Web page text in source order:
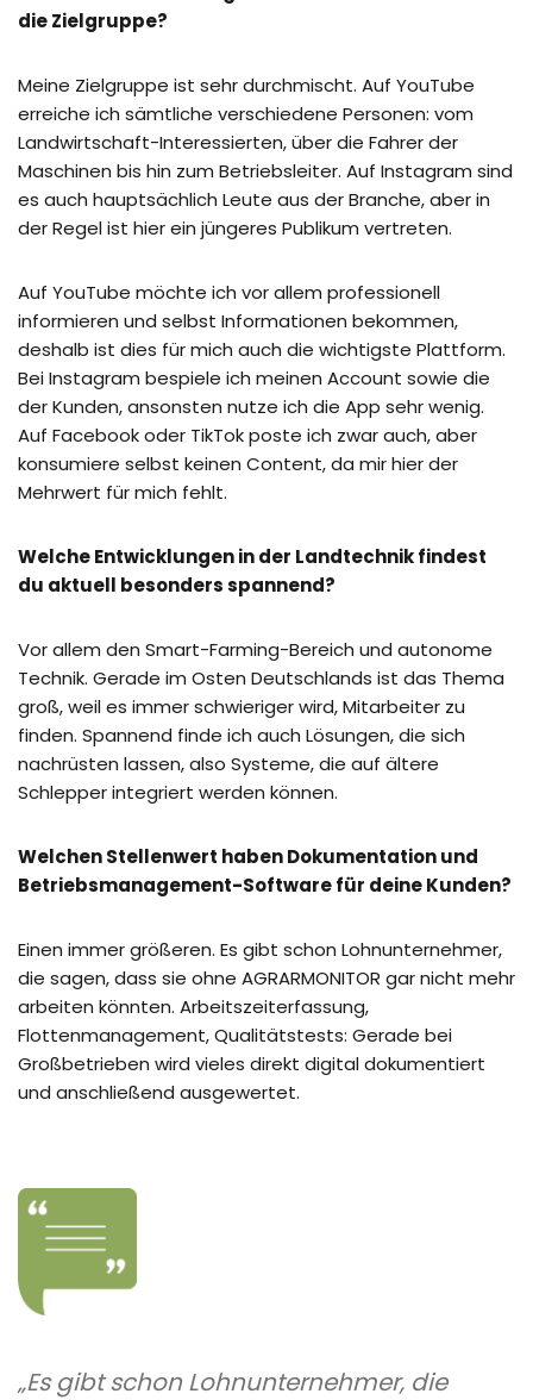
die Zielgruppe?
Meine Zielgruppe ist sehr durchmischt. Auf YouTube
erreiche ich sämtliche verschiedene Personen: vom
Landwirtschaft-Interessierten, über die Fahrer der
Maschinen bis hin zum Betriebsleiter. Auf Instagram sind
es auch hauptsächlich Leute aus der Branche, aber in
der Regel ist hier ein jüngeres Publikum vertreten.
Auf YouTube möchte ich vor allem professionell
informieren und selbst Informationen bekommen,
deshalb ist dies für mich auch die wichtigste Plattform.
Bei Instagram bespiele ich meinen Account sowie die
der Kunden, ansonsten nutze ich die App sehr wenig.
Auf Facebook oder TikTok poste ich zwar auch, aber
konsumiere selbst keinen Content, da mir hier der
Mehrwert für mich fehlt.
Welche Entwicklungen in der Landtechnik findest
du aktuell besonders spannend?
Vor allem den Smart-Farming-Bereich und autonome
Technik. Gerade im Osten Deutschlands ist das Thema
groß, weil es immer schwieriger wird, Mitarbeiter zu
finden. Spannend finde ich auch Lösungen, die sich
nachrüsten lassen, also Systeme, die auf ältere
Schlepper integriert werden können.
Welchen Stellenwert haben Dokumentation und
Betriebsmanagement-Software für deine Kunden?
Einen immer größeren. Es gibt schon Lohnunternehmer,
die sagen, dass sie ohne AGRARMONITOR gar nicht mehr
arbeiten könnten. Arbeitszeiterfassung,
Flottenmanagement, Qualitätstests: Gerade bei
Großbetrieben wird vieles direkt digital dokumentiert
und anschließend ausgewertet.
„Es gibt schon Lohnunternehmer, die